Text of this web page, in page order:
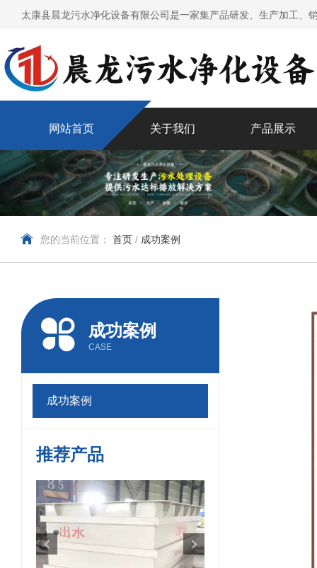
太康县晨龙污水净化设备有限公司是一家集产品研发、生产加工
网站首页 关于我们 产品展示
您的当前位置： 首页 / 成功案例
成功案例
CASE
成功案例
推荐产品